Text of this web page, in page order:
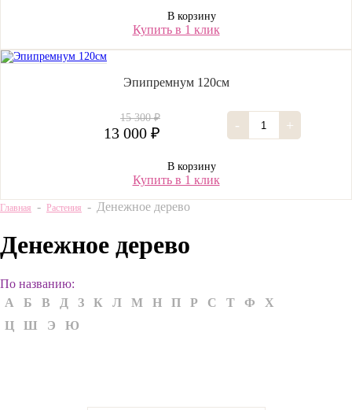
В корзину
Купить в 1 клик
Эпипремнум 120см
15 300 ₽
13 000 ₽ - +
В корзину
Купить в 1 клик
Главная - Растения - Денежное дерево
Денежное дерево
По названию:
А
Б В Д З К Л М Н П Р С Т Ф
Х
Ц
Ш Э Ю